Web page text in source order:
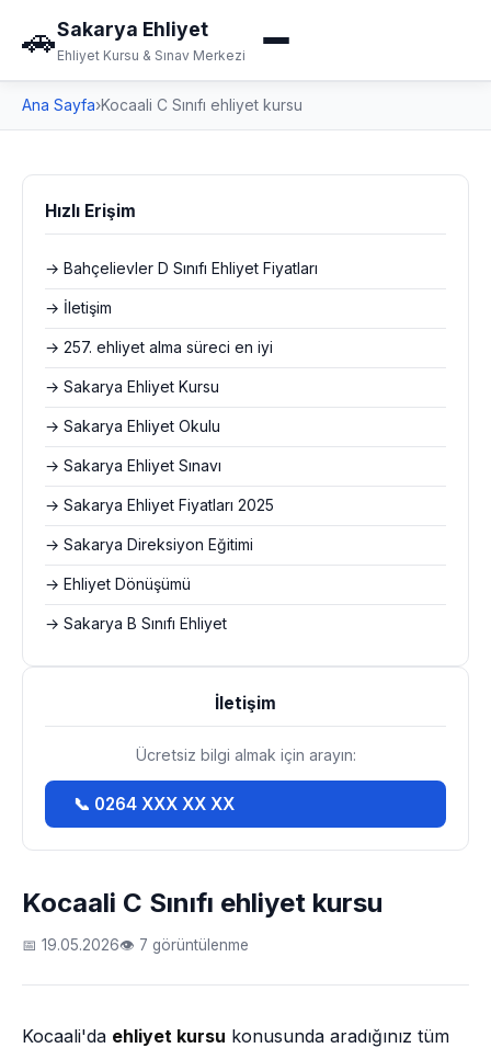
🚗Sakarya Ehliyet
Ehliyet Kursu & Sınav Merkezi
Ana Sayfa›Kocaali C Sınıfı ehliyet kursu
Kocaali C Sınıfı ehliyet kursu
📅 19.05.2026👁 7 görüntülenme
Kocaali'da ehliyet kursu konusunda aradığınız tüm
Hızlı Erişim
→ Bahçelievler D Sınıfı Ehliyet Fiyatları
→ İletişim
→ 257. ehliyet alma süreci en iyi
→ Sakarya Ehliyet Kursu
→ Sakarya Ehliyet Okulu
→ Sakarya Ehliyet Sınavı
→ Sakarya Ehliyet Fiyatları 2025
→ Sakarya Direksiyon Eğitimi
→ Ehliyet Dönüşümü
→ Sakarya B Sınıfı Ehliyet
İletişim
Ücretsiz bilgi almak için arayın:
📞 0264 XXX XX XX